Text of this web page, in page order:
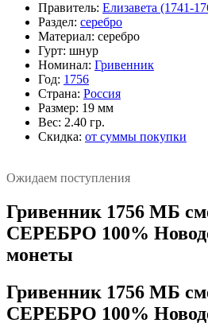
Правитель: Елизавета (1741-
Раздел: серебро
Материал: серебро
Гурт: шнур
Номинал: Гривенник
Год: 1756
Страна: Россия
Размер: 19 мм
Вес: 2.40 гр.
Скидка: от суммы покупки
Ожидаем поступления
Гривенник 1756 МБ
СЕРЕБРО 100%
монеты
Гривенник 1756 МБ
СЕРЕБРО 100%